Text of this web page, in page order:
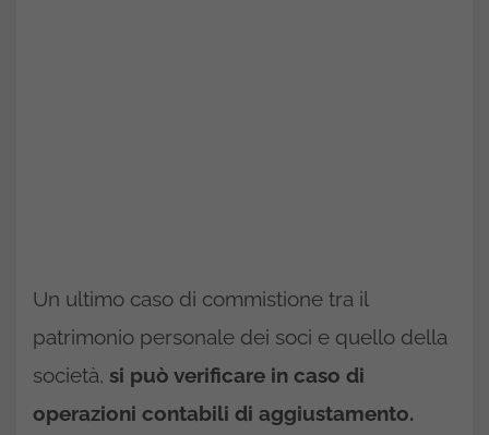
Un ultimo caso di commistione tra il
patrimonio personale dei soci e quello della
società, si può verificare in caso di
operazioni contabili di aggiustamento.